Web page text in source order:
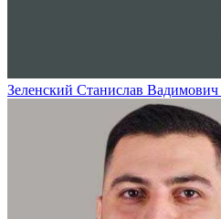
Зеленский Станислав Вадимович